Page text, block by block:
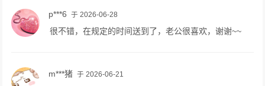
p***6 于 2026-06-28
很不错，在规定的时间送到了，老公很喜欢，谢谢~~
m***猪 于 2026-06-21